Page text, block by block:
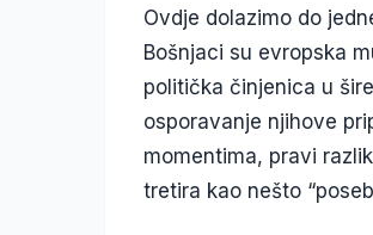
Ovdje dolazimo do
Bošnjaci su evropska
politička činjenica u
osporavanje njihove
momentima, pravi
tretira kao nešto